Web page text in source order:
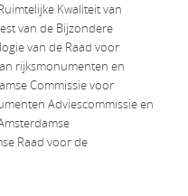
Kwaliteit van
van de Bijzondere
van de Raad voor
rijksmonumenten en
Commissie voor
Adviescommissie en
Raad voor de